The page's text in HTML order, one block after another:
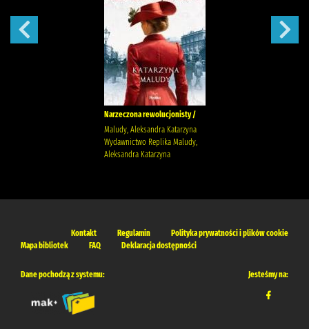
Narzeczona rewolucjonisty /
Maludy, Aleksandra Katarzyna
Wydawnictwo Replika Maludy,
Aleksandra Katarzyna
Kontakt Regulamin
Polityka prywatności i plików cookie
Mapa bibliotek
FAQ Deklaracja dostępności
Dane pochodzą z systemu: Jesteśmy na: